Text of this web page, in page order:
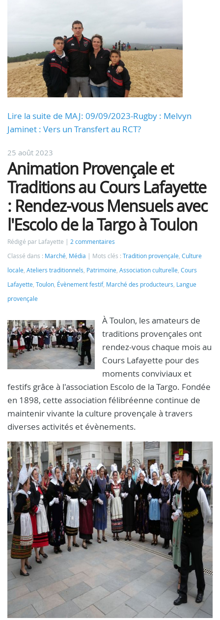
Lire la suite de MAJ: 09/09/2023-Rugby : Melvyn
Jaminet : Vers un Transfert au RCT?
25 août 2023
Animation Provençale et
Traditions au Cours Lafayette
: Rendez-vous Mensuels avec
l'Escolo de la Targo à Toulon
Rédigé par Lafayette
2 commentaires
Classé dans : Marché, Média Mots clés : Tradition provençale, Culture
locale, Ateliers traditionnels, Patrimoine, Association culturelle, Cours
Lafayette, Toulon, Évènement festif, Marché des producteurs, Langue
provençale
À Toulon, les amateurs de
traditions provençales ont
rendez-vous chaque mois au
Cours Lafayette pour des
moments conviviaux et
festifs grâce à l'association Escolo de la Targo. Fondée
en 1898, cette association félibréenne continue de
maintenir vivante la culture provençale à travers
diverses activités et évènements.